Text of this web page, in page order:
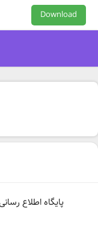
Download